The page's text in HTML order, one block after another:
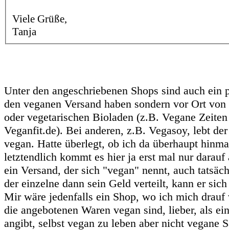
Viele Grüße,
Tanja
Unter den angeschriebenen Shops sind auch ein
den veganen Versand haben sondern vor Ort
oder vegetarischen Bioladen (z.B. Vegane
Veganfit.de). Bei anderen, z.B. Vegasoy, lebt
vegan. Hatte überlegt, ob ich da überhaupt
letztendlich kommt es hier ja erst mal nur darauf
ein Versand, der sich "vegan" nennt, auch
der einzelne dann sein Geld verteilt, kann er
Mir wäre jedenfalls ein Shop, wo ich mich drauf
die angebotenen Waren vegan sind, lieber, als
angibt, selbst vegan zu leben aber nicht vegane